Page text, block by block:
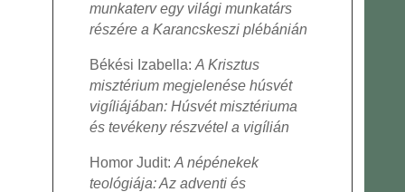
munkaterv egy világi munkatárs
részére a Karancskeszi plébánián
Békési Izabella:A Krisztus
misztérium megjelenése húsvét
vigíliájában: Húsvét misztériuma
és tevékeny részvétel a vigílián
Homor Judit:A népénekek
teológiája: Az adventi és